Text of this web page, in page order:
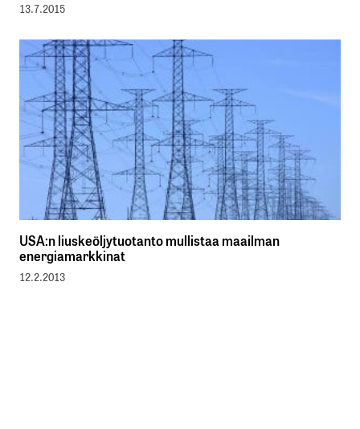
13.7.2015
USA:n liuskeöljytuotanto mullistaa maailman
energiamarkkinat
12.2.2013